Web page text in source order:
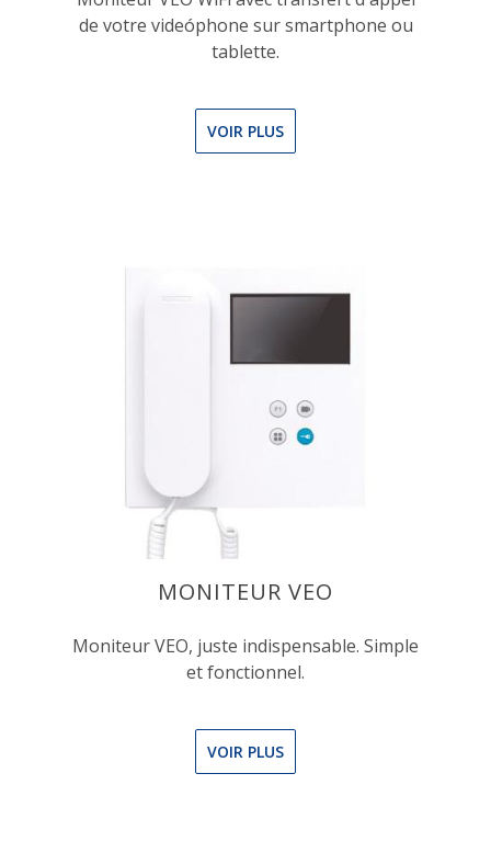
de votre videóphone sur smartphone ou
tablette.
VOIR PLUS
MONITEUR VEO
Moniteur VEO, juste indispensable. Simple
et fonctionnel.
VOIR PLUS